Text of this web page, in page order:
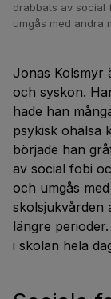
drabbats av social
umgås med andra
Jonas Kolsmyr
och syskon.
hade han
psykisk ohälsa
började han
av social fobi
och umgås
skolsjukvården
längre
i skolan hela